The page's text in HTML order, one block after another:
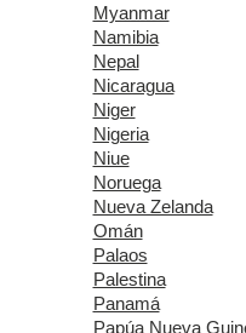
Myanmar
Namibia
Nepal
Nicaragua
Niger
Nigeria
Niue
Noruega
Nueva Zelanda
Omán
Palaos
Palestina
Panamá
Papúa Nueva